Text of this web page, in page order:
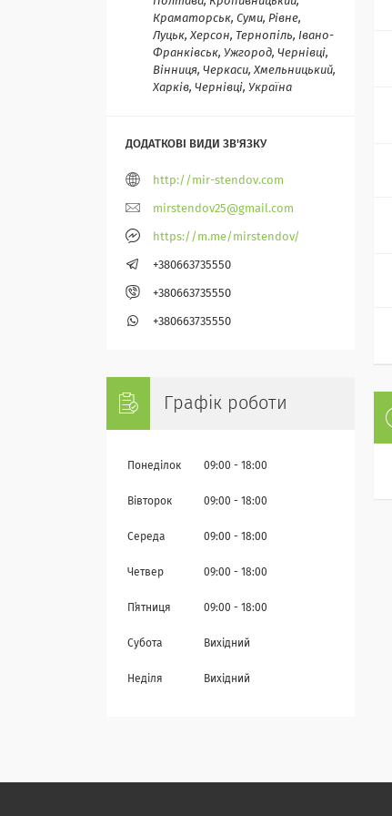
Краматорськ, Суми, Рівне,
Луцьк, Херсон, Тернопіль, Івано-
Франківськ, Ужгород, Чернівці,
Вінниця, Черкаси, Хмельницький,
Харків, Чернівці, Україна
http://mir-stendov.com
mirstendov25@gmail.com
https://m.me/mirstendov/
+380663735550
+380663735550
+380663735550
Графік роботи
Понеділок 09:00 18:00
Вівторок 09:00 18:00
Середа 09:00 18:00
Четвер 09:00 18:00
Пʼятниця 09:00 18:00
Субота Вихідний
Неділя Вихідний